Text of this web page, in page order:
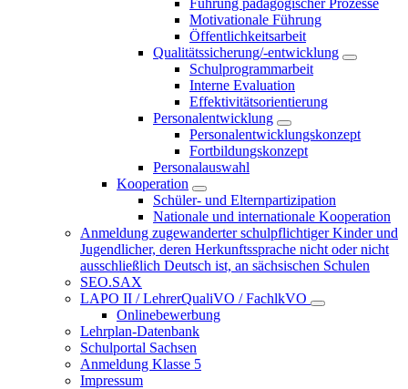
Führung pädagogischer Prozesse
Motivationale Führung
Öffentlichkeitsarbeit
Qualitätssicherung/-entwicklung
Schulprogrammarbeit
Interne Evaluation
Effektivitätsorientierung
Personalentwicklung
Personalentwicklungskonzept
Fortbildungskonzept
Personalauswahl
Kooperation
Schüler- und Elternpartizipation
Nationale und internationale Kooperation
Anmeldung zugewanderter schulpflichtiger Kinder und
Jugendlicher, deren Herkunftssprache nicht oder nicht
ausschließlich Deutsch ist, an sächsischen Schulen
SEO.SAX
LAPO II / LehrerQualiVO / FachlkVO
Onlinebewerbung
Lehrplan-Datenbank
Schulportal Sachsen
Anmeldung Klasse 5
Impressum